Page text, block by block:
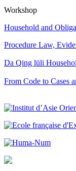
Workshop
Household and
Procedure Law,
Da Qing lüli
From Code to Cases